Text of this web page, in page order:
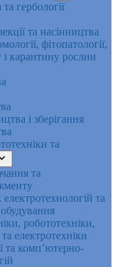
гербології
та насінництва
фітопатології,
і карантину рослин
і зберігання
та
та
та
робототехніки,
електротехніки
та комп’ютерно-